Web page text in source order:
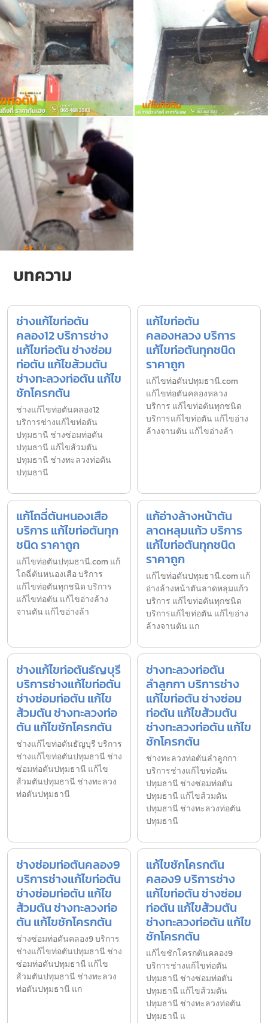
บทความ
ช่างแก้ไขท่อตัน
คลอง12 บริการช่าง
แก้ไขท่อตัน ช่างซ่อม
ท่อตัน แก้ไขส้วมตัน
ช่างทะลวงท่อตัน แก้ไข
ชักโครกตัน
ช่างแก้ไขท่อตันคลอง12
บริการช่างแก้ไขท่อตัน
ปทุมธานี ช่างซ่อมท่อตัน
ปทุมธานี แก้ไขส้วมตัน
ปทุมธานี ช่างทะลวงท่อตัน
ปทุมธานี
แก้ไขท่อตัน
คลองหลวง บริการ
แก้ไขท่อตันทุกชนิด
ราคาถูก
แก้ไขท่อตันปทุมธานี.com
แก้ไขท่อตันคลองหลวง
บริการ แก้ไขท่อตันทุกชนิด
บริการแก้ไขท่อตัน แก้ไขอ่าง
ล้างจานตัน แก้ไขอ่างล้า
แก้โถฉี่ตันหนองเสือ
บริการ แก้ไขท่อตันทุก
ชนิด ราคาถูก
แก้ไขท่อตันปทุมธานี.com แก้
โถฉี่ตันหนองเสือ บริการ
แก้ไขท่อตันทุกชนิด บริการ
แก้ไขท่อตัน แก้ไขอ่างล้าง
จานตัน แก้ไขอ่างล้า
แก้อ่างล้างหน้าตัน
ลาดหลุมแก้ว บริการ
แก้ไขท่อตันทุกชนิด
ราคาถูก
แก้ไขท่อตันปทุมธานี.com แก้
อ่างล้างหน้าตันลาดหลุมแก้ว
บริการ แก้ไขท่อตันทุกชนิด
บริการแก้ไขท่อตัน แก้ไขอ่าง
ล้างจานตัน แก
ช่างแก้ไขท่อตันธัญบุรี
บริการช่างแก้ไขท่อตัน
ช่างซ่อมท่อตัน แก้ไข
ส้วมตัน ช่างทะลวงท่อ
ตัน แก้ไขชักโครกตัน
ช่างแก้ไขท่อตันธัญบุรี บริการ
ช่างแก้ไขท่อตันปทุมธานี ช่าง
ซ่อมท่อตันปทุมธานี แก้ไข
ส้วมตันปทุมธานี ช่างทะลวง
ท่อตันปทุมธานี
ช่างทะลวงท่อตัน
ลำลูกกา บริการช่าง
แก้ไขท่อตัน ช่างซ่อม
ท่อตัน แก้ไขส้วมตัน
ช่างทะลวงท่อตัน แก้ไข
ชักโครกตัน
ช่างทะลวงท่อตันลำลูกกา
บริการช่างแก้ไขท่อตัน
ปทุมธานี ช่างซ่อมท่อตัน
ปทุมธานี แก้ไขส้วมตัน
ปทุมธานี ช่างทะลวงท่อตัน
ปทุมธานี
ช่างซ่อมท่อตันคลอง9
บริการช่างแก้ไขท่อตัน
ช่างซ่อมท่อตัน แก้ไข
ส้วมตัน ช่างทะลวงท่อ
ตัน แก้ไขชักโครกตัน
ช่างซ่อมท่อตันคลอง9 บริการ
ช่างแก้ไขท่อตันปทุมธานี ช่าง
ซ่อมท่อตันปทุมธานี แก้ไข
ส้วมตันปทุมธานี ช่างทะลวง
ท่อตันปทุมธานี แก
แก้ไขชักโครกตัน
คลอง9 บริการช่าง
แก้ไขท่อตัน ช่างซ่อม
ท่อตัน แก้ไขส้วมตัน
ช่างทะลวงท่อตัน แก้ไข
ชักโครกตัน
แก้ไขชักโครกตันคลอง9
บริการช่างแก้ไขท่อตัน
ปทุมธานี ช่างซ่อมท่อตัน
ปทุมธานี แก้ไขส้วมตัน
ปทุมธานี ช่างทะลวงท่อตัน
ปทุมธานี แ